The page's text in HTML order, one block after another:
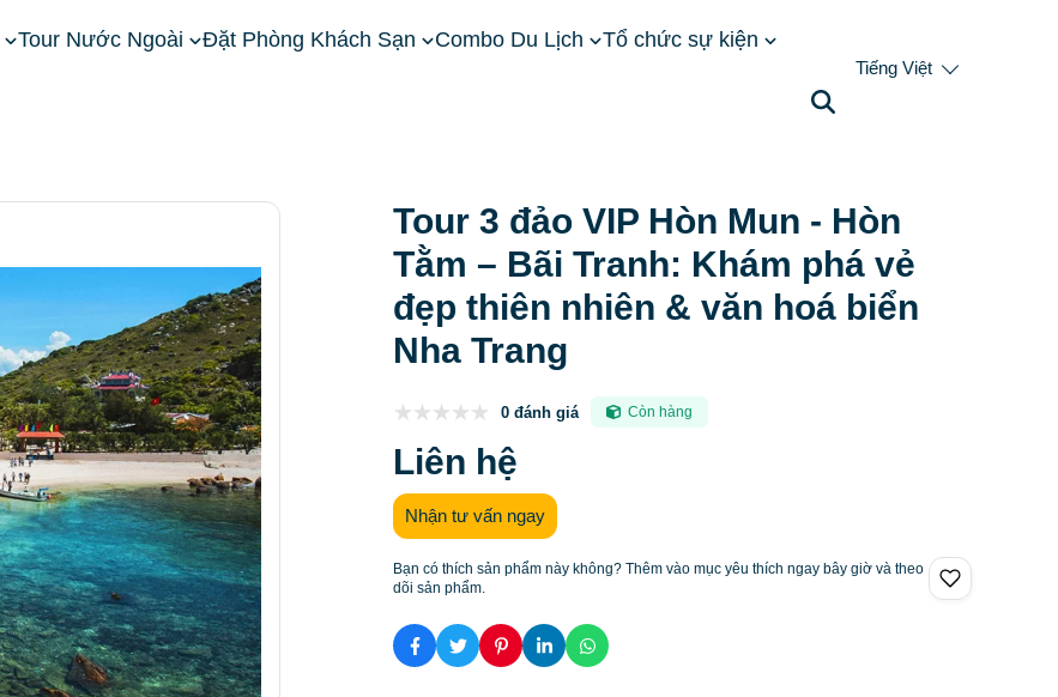
Tour Nước Ngoài Đặt Phòng Khách Sạn Combo Du Lịch Tổ chức sự kiện
Tiếng Việt
Tour 3 đảo VIP Hòn Mun - Hòn
Tằm – Bãi Tranh: Khám phá vẻ
đẹp thiên nhiên & văn hoá biển
Nha Trang
0 đánh giá Còn hàng
Liên hệ
Nhận tư vấn ngay
Bạn có thích sản phẩm này không? Thêm vào mục yêu thích ngay bây giờ và theo
dõi sản phẩm.